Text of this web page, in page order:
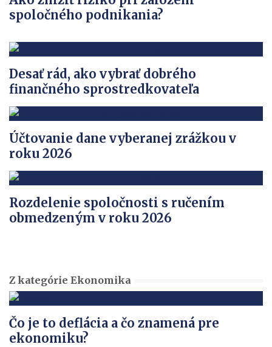
spoločného podnikania?
Desať rád, ako vybrať dobrého
finančného sprostredkovateľa
Účtovanie dane vyberanej zrážkou v
roku 2026
Rozdelenie spoločnosti s ručením
obmedzeným v roku 2026
Z kategórie Ekonomika
Čo je to deflácia a čo znamená pre
ekonomiku?